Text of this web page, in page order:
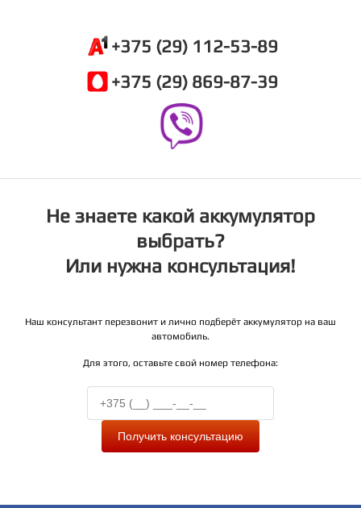
+375 (29) 112-53-89
+375 (29) 869-87-39
Не знаете какой аккумулятор
выбрать?
Или нужна консультация!
Наш консультант перезвонит и лично подберёт аккумулятор на ваш
автомобиль.
Для этого, оставьте свой номер телефона:
Получить консультацию